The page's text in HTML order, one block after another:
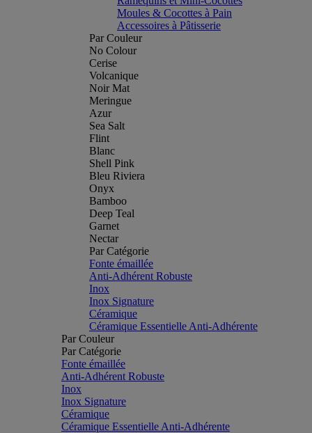
Moules & Cocottes à Pain
Accessoires à Pâtisserie
Par Couleur
No Colour
Cerise
Volcanique
Noir Mat
Meringue
Azur
Sea Salt
Flint
Blanc
Shell Pink
Bleu Riviera
Onyx
Bamboo
Deep Teal
Garnet
Nectar
Par Catégorie
Fonte émaillée
Anti-Adhérent Robuste
Inox
Inox Signature
Céramique
Céramique Essentielle Anti-Adhérente
Par Couleur
Par Catégorie
Fonte émaillée
Anti-Adhérent Robuste
Inox
Inox Signature
Céramique
Céramique Essentielle Anti-Adhérente